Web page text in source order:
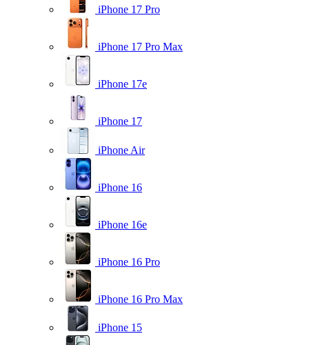
iPhone 17 Pro
iPhone 17 Pro Max
iPhone 17e
iPhone 17
iPhone Air
iPhone 16
iPhone 16e
iPhone 16 Pro
iPhone 16 Pro Max
iPhone 15